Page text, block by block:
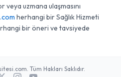
uzmana ulaşmasını
herhangi bir Sağlık Hizmeti
bir öneri ve tavsiyede
Tüm Hakları Saklıdır.